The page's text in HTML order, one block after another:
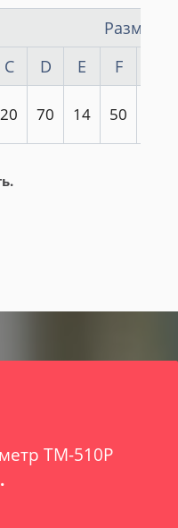
C D E F
20 70 14 50
ТМ-510Р